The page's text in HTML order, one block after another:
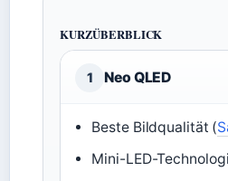
KURZÜBERBLICK
1 Neo QLED
Beste Bildqualität (
Mini-LED-